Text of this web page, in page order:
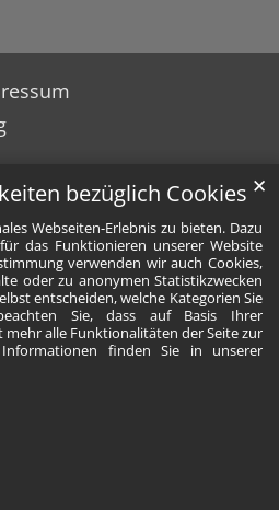
bezüglich Cookies
Webseiten-Erlebnis zu bieten. Dazu
das Funktionieren unserer Website
verwenden wir auch Cookies,
oder zu anonymen Statistikzwecken
entscheiden, welche Kategorien Sie
Sie, dass auf Basis Ihrer
alle Funktionalitäten der Seite zur
finden Sie in unserer
✕